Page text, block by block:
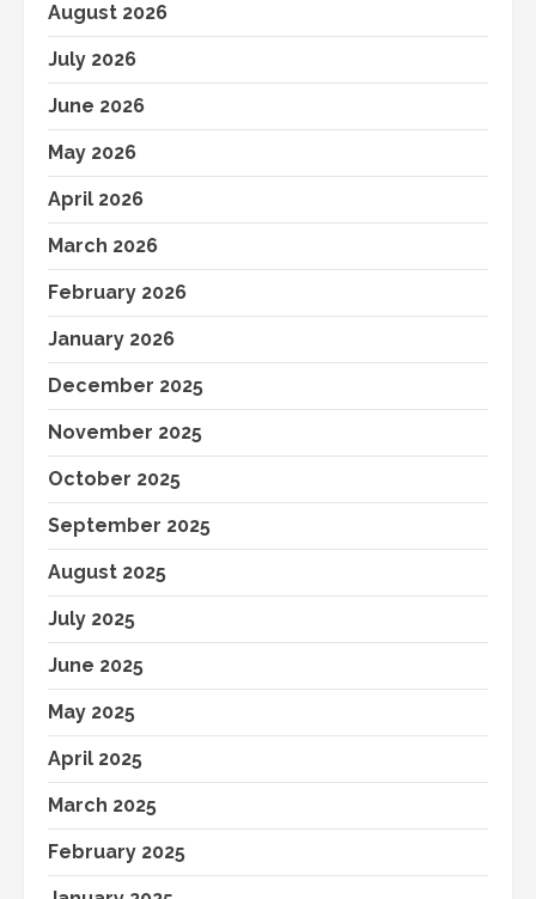
August 2026
July 2026
June 2026
May 2026
April 2026
March 2026
February 2026
January 2026
December 2025
November 2025
October 2025
September 2025
August 2025
July 2025
June 2025
May 2025
April 2025
March 2025
February 2025